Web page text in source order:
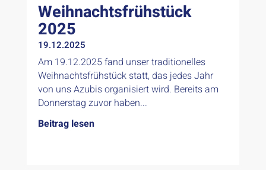
Weihnachtsfrühstück
2025
19.12.2025
Am 19.12.2025 fand unser traditionelles
Weihnachtsfrühstück statt, das jedes Jahr
von uns Azubis organisiert wird. Bereits am
Donnerstag zuvor haben...
Beitrag lesen